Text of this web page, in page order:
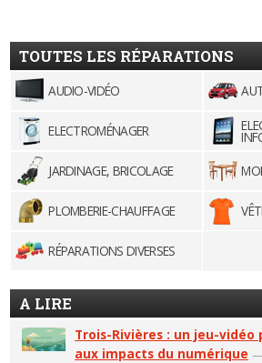
TOUTES LES RÉPARATIONS
AUDIO-VIDÉO
ELECTROMÉNAGER
JARDINAGE, BRICOLAGE
PLOMBERIE-CHAUFFAGE
RÉPARATIONS DIVERSES
A LIRE
Trois-Rivières : un jeu-vidéo
aux impacts du numérique —